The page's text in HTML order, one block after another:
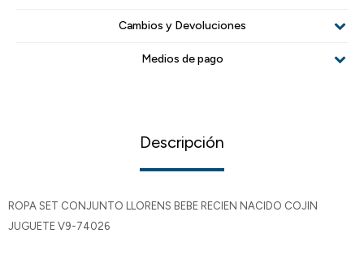
Cambios y Devoluciones
Medios de pago
Descripción
ROPA SET CONJUNTO LLORENS BEBE RECIEN NACIDO COJIN
JUGUETE V9-74026